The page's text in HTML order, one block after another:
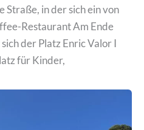
Straße, in der sich ein von
Restaurant Am Ende
der Platz Enric Valor I
für Kinder,